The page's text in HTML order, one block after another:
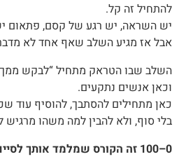
להתחיל זה קל.
יש השראה, יש רגע של קסם, פתאום
אבל אז מגיע השלב שאף אחד לא
השלב שבו הטראק מתחיל “לבקש ממך
וכאן אנשים נתקעים.
כאן מתחילים להסתבך, להוסיף עוד
בלי סוף, ולא להבין למה משהו מרגיש
0–100 זה הקורס שמלמד אותך לסיים.